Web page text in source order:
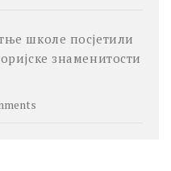
школе посјетили
знаменитости